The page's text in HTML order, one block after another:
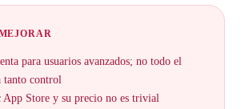
para usuarios avanzados; no todo el
tanto control
App Store y su precio no es trivial